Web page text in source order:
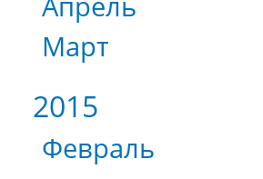
Март
2015
Февраль